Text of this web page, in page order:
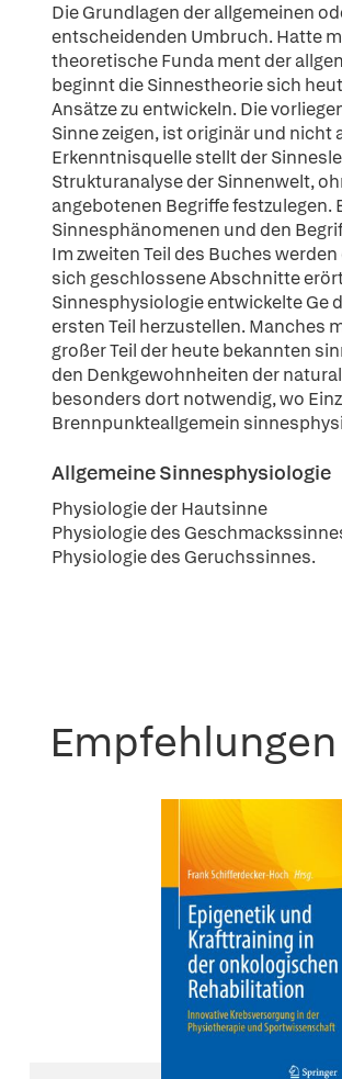
Die Grundlagen der allgemeinen
entscheidenden Umbruch. Hatte
theoretische Funda ment der
beginnt die Sinnestheorie sich
Ansätze zu entwickeln. Die
Sinne zeigen, ist originär und
Erkenntnisquelle stellt der
Strukturanalyse der Sinnenwelt,
angebotenen Begriffe festzulegen.
Sinnesphänomenen und den
Im zweiten Teil des Buches
sich geschlossene Abschnitte
Sinnesphysiologie entwickelte Ge
ersten Teil herzustellen. Manches
großer Teil der heute bekannten
den Denkgewohnheiten der
besonders dort notwendig, wo
Brennpunkteallgemein
Allgemeine Sinnesphysiologie
Physiologie der Hautsinne
Physiologie des
Physiologie des Geruchssinnes.